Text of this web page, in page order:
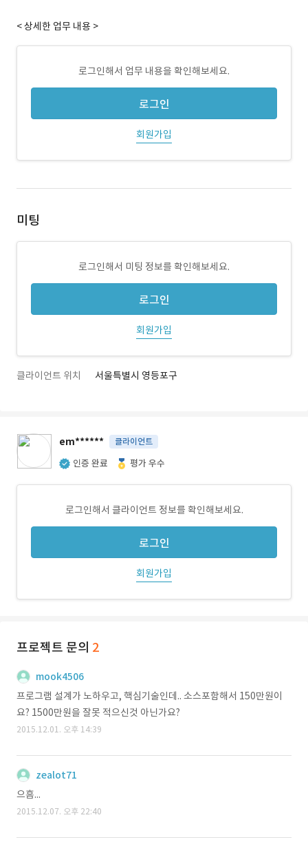
< 상세한 업무 내용 >
로그인해서 업무 내용을 확인해보세요.
로그인
회원가입
미팅
로그인해서 미팅 정보를 확인해보세요.
로그인
회원가입
클라이언트 위치 서울특별시 영등포구
em****** 클라이언트
인증 완료 평가 우수
로그인해서 클라이언트 정보를 확인해보세요.
로그인
회원가입
프로젝트 문의 2
mook4506
프로그램 설계가 노하우고, 핵심기술인데.. 소스포함해서 150만원이
요? 1500만원을 잘못 적으신것 아닌가요?
2015.12.01. 오후 14:39
zealot71
으흠...
2015.12.07. 오후 22:40